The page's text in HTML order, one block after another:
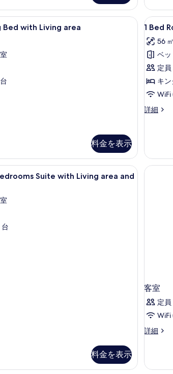
て
の
写
真
を
表
示
す
る
through
Bathtub
の
細
Suite Room King Bed with Living area | ミ
Bed with Living area
料金を表示
1
Bed
Room
Suite
with
Living
area
の
の
写
11
1 Bed
56 ㎡
ベッ
定員
キン
WiFi
詳細
1
Living
area
の
ミニバー、セーフティボックス (室内)、デス
Suite with Living area and
料金を表示
客室
定員
WiFi
詳細
客
細